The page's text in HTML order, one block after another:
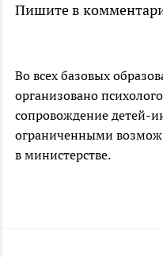
Пишите в
Во всех базовых
организовано
сопровождение детей-
ограниченными
в министерстве.